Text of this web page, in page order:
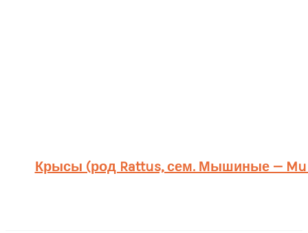
Крысы (род Rattus, сем. Мышиные —